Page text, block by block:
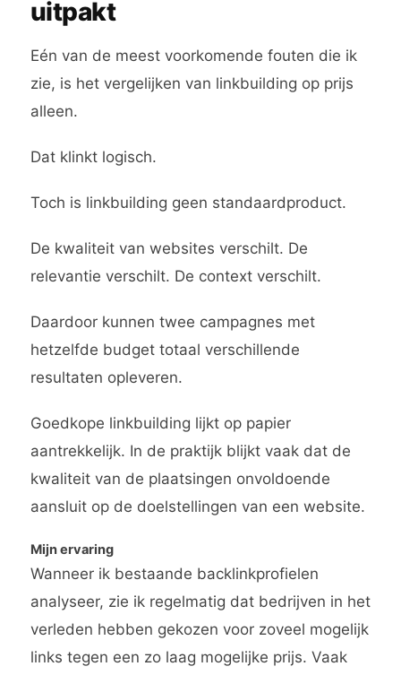
uitpakt
Eén van de meest voorkomende fouten die ik
zie, is het vergelijken van linkbuilding op prijs
alleen.
Dat klinkt logisch.
Toch is linkbuilding geen standaardproduct.
De kwaliteit van websites verschilt. De
relevantie verschilt. De context verschilt.
Daardoor kunnen twee campagnes met
hetzelfde budget totaal verschillende
resultaten opleveren.
Goedkope linkbuilding lijkt op papier
aantrekkelijk. In de praktijk blijkt vaak dat de
kwaliteit van de plaatsingen onvoldoende
aansluit op de doelstellingen van een website.
Mijn ervaring
Wanneer ik bestaande backlinkprofielen
analyseer, zie ik regelmatig dat bedrijven in het
verleden hebben gekozen voor zoveel mogelijk
links tegen een zo laag mogelijke prijs. Vaak